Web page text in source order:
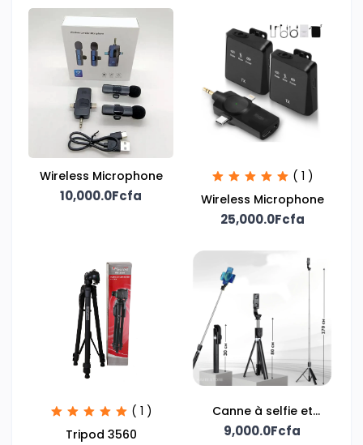
Wireless Microphone
10,000.0Fcfa
( 1 )
Wireless Microphone
25,000.0Fcfa
( 1 )
Tripod 3560
Canne à selfie et
support téléphone
9,000.0Fcfa